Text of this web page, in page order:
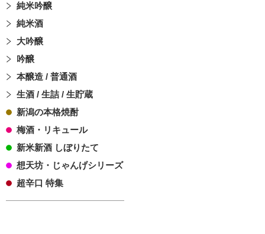
純米吟醸
純米酒
大吟醸
吟醸
本醸造 / 普通酒
生酒 / 生詰 / 生貯蔵
新潟の本格焼酎
梅酒・リキュール
新米新酒 しぼりたて
想天坊・じゃんげシリーズ
超辛口 特集